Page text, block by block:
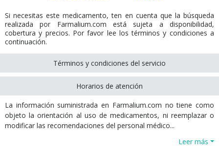
Si necesitas este medicamento, ten en cuenta que la búsqueda
realizada por Farmalium.com está sujeta a disponibilidad,
cobertura y precios. Por favor lee los términos y condiciones a
continuación.
Términos y condiciones del servicio
Horarios de atención
La información suministrada en Farmalium.com no tiene como
objeto la orientación al uso de medicamentos, ni reemplazar o
modificar las recomendaciones del personal médico...
Leer más